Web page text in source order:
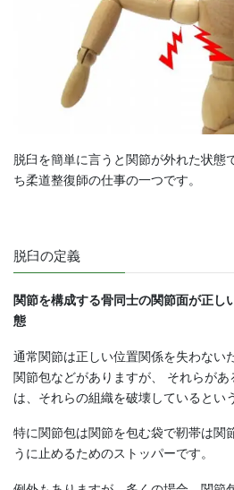
脱臼を簡単に言うと関節が外れた状態
ち柔道整復師の仕事の一つです。
脱臼の定義
関節を構成する骨同士の関節面が正し
態
通常関節は正しい位置関係を失わない
関節包などがありますが、 それらがあ
は、それらの組織を破壊しているとい
特に関節包は関節を包む袋で靭帯は関
うに止めるためのストッパーです。